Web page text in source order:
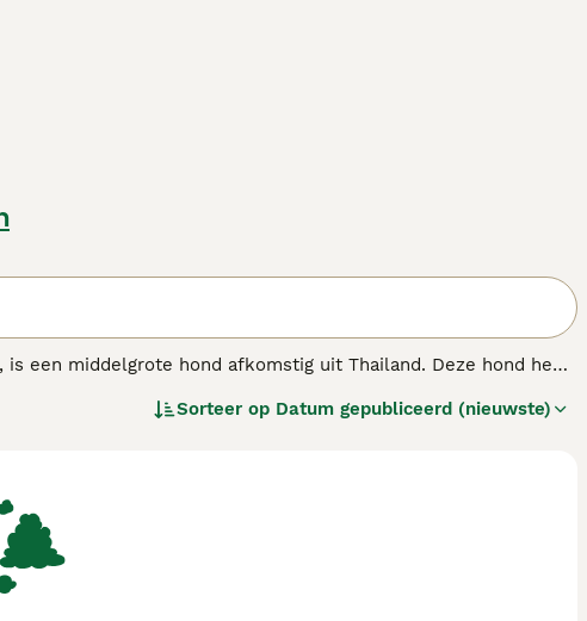
een middelgrote hond afkomstig uit Thailand. Deze hond heeft
waakhond is, evenals een liefdevolle gezelschapshond.
Sorteer op Datum gepubliceerd (nieuwste)